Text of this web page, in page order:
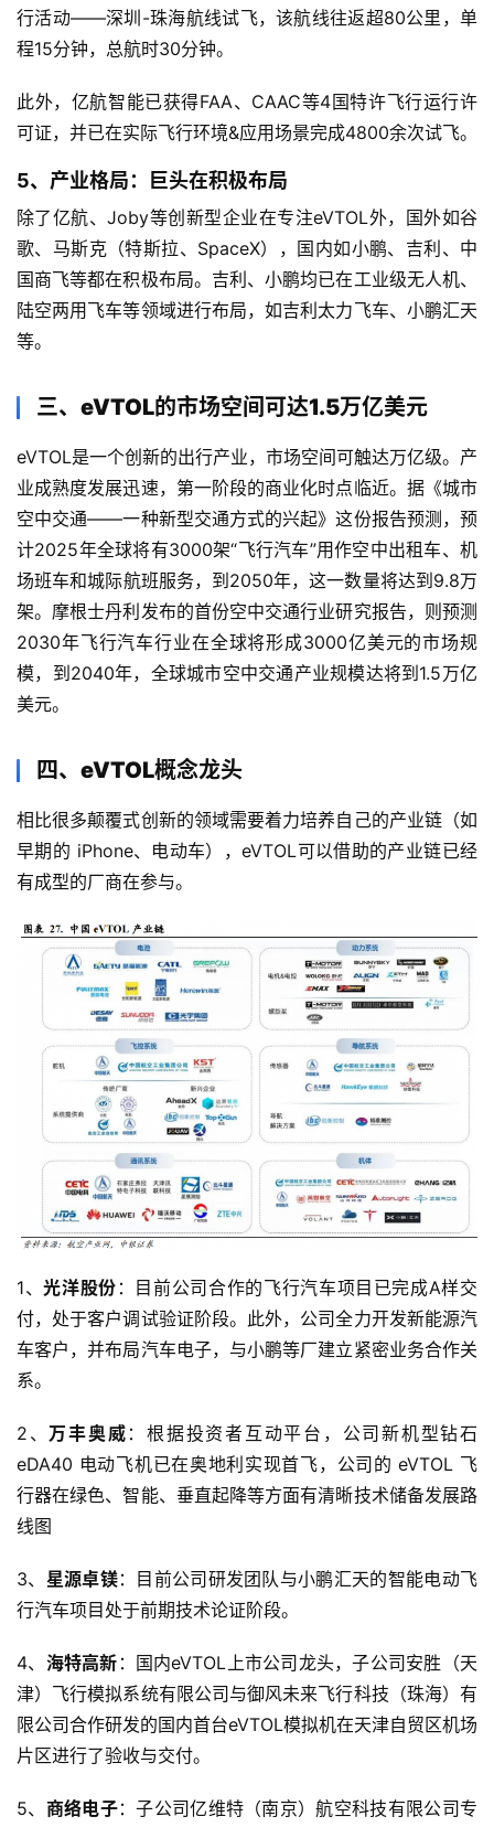
课
投
入
门
实
战
策
略
典
书
籍
主
题
精
选
财
经
导
航
行活动——深圳-珠海航线试飞，该航线往返超80公里，单
程15分钟，总航时30分钟。
此外，亿航智能已获得FAA、CAAC等4国特许飞行运行许
可证，并已在实际飞行环境&应用场景完成4800余次试飞。
5、产业格局：巨头在积极布局
除了亿航、Joby等创新型企业在专注eVTOL外，国外如谷
歌、马斯克（特斯拉、SpaceX），国内如小鹏、吉利、中
国商飞等都在积极布局。吉利、小鹏均已在工业级无人机、
陆空两用飞车等领域进行布局，如吉利太力飞车、小鹏汇天
等。
三、eVTOL的市场空间可达1.5万亿美元
eVTOL是一个创新的出行产业，市场空间可触达万亿级。产
业成熟度发展迅速，第一阶段的商业化时点临近。据《城市
空中交通——一种新型交通方式的兴起》这份报告预测，预
计2025年全球将有3000架“飞行汽车”用作空中出租车、机
场班车和城际航班服务，到2050年，这一数量将达到9.8万
架。摩根士丹利发布的首份空中交通行业研究报告，则预测
2030年飞行汽车行业在全球将形成3000亿美元的市场规
模，到2040年，全球城市空中交通产业规模达将到1.5万亿
美元。
四、eVTOL概念龙头
相比很多颠覆式创新的领域需要着力培养自己的产业链（如
早期的 iPhone、电动车），eVTOL可以借助的产业链已经
有成型的厂商在参与。
1、光洋股份 ：目前公司合作的飞行汽车项目已完成A样交
付，处于客户调试验证阶段。此外，公司全力开发新能源汽
车客户，并布局汽车电子，与小鹏等厂建立紧密业务合作关
系。
2、 万丰奥威 ：根据投资者互动平台，公司新机型钻石
eDA40 电动飞机已在奥地利实现首飞，公司的 eVTOL 飞
行器在绿色、智能、垂直起降等方面有清晰技术储备发展路
线图
3、 星源卓镁：目前公司研发团队与小鹏汇天的智能电动飞
行汽车项目处于前期技术论证阶段。
4、 海特高新 ：国内eVTOL上市公司龙头，子公司安胜（天
津）飞行模拟系统有限公司与御风未来飞行科技（珠海）有
限公司合作研发的国内首台eVTOL模拟机在天津自贸区机场
片区进行了验收与交付。
5、 商络电子：子公司亿维特（南京）航空科技有限公司专